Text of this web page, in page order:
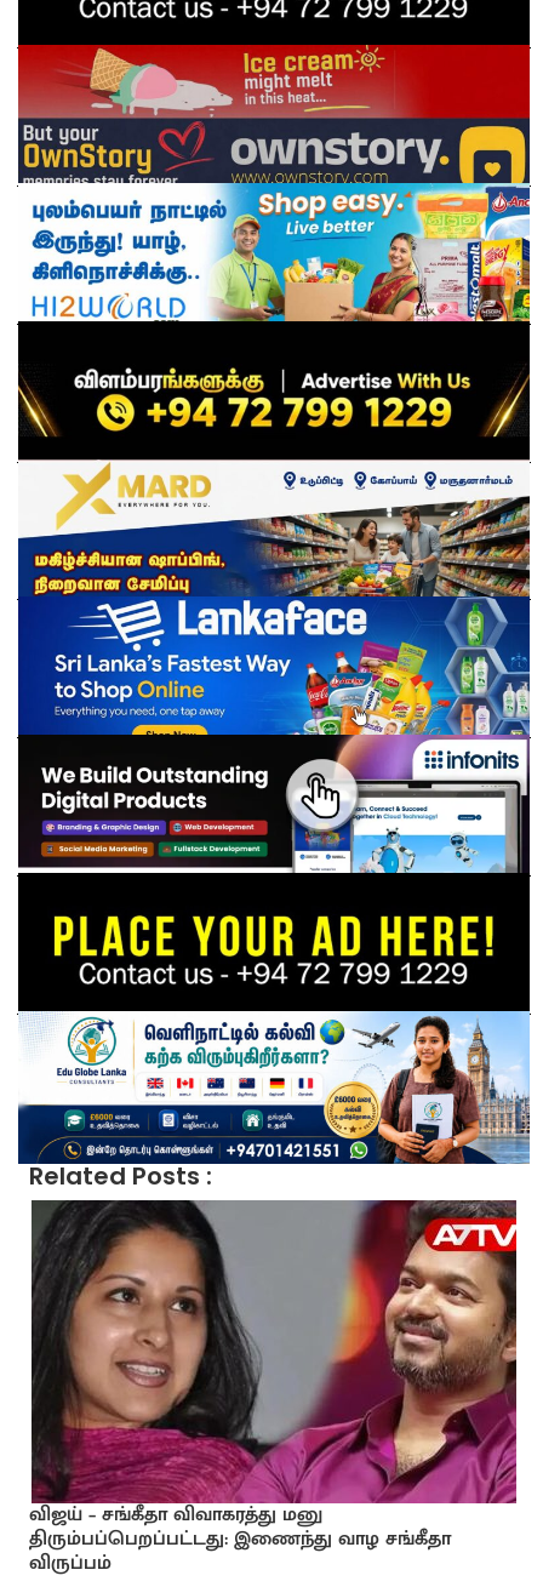
Related Posts :
விஜய் – சங்கீதா விவாகரத்து மனு
திரும்பப்பெறப்பட்டது: இணைந்து வாழ சங்கீதா
விருப்பம்